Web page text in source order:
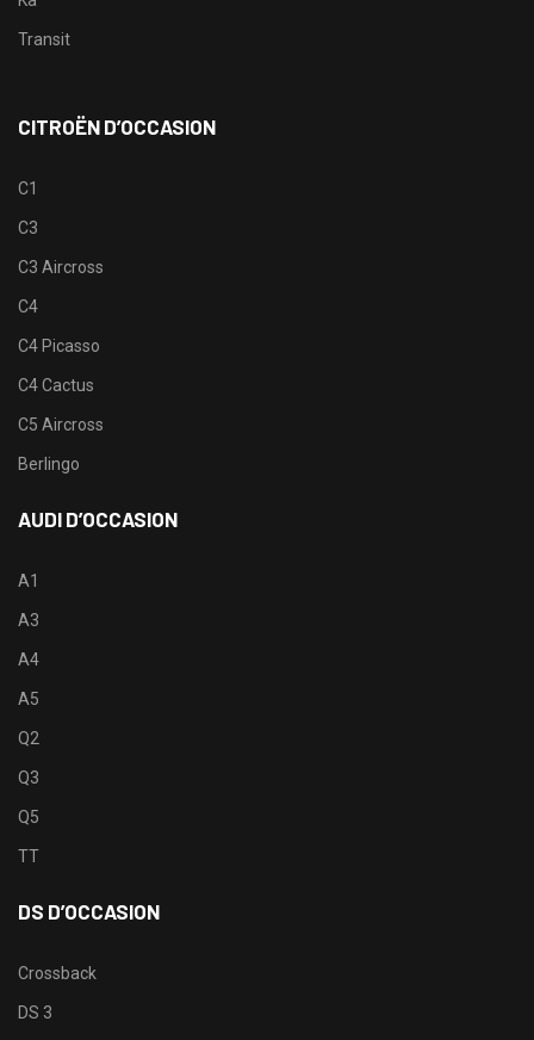
Transit
CITROËN D’OCCASION
C1
C3
C3 Aircross
C4
C4 Picasso
C4 Cactus
C5 Aircross
Berlingo
AUDI D’OCCASION
A1
A3
A4
A5
Q2
Q3
Q5
TT
DS D’OCCASION
Crossback
DS 3